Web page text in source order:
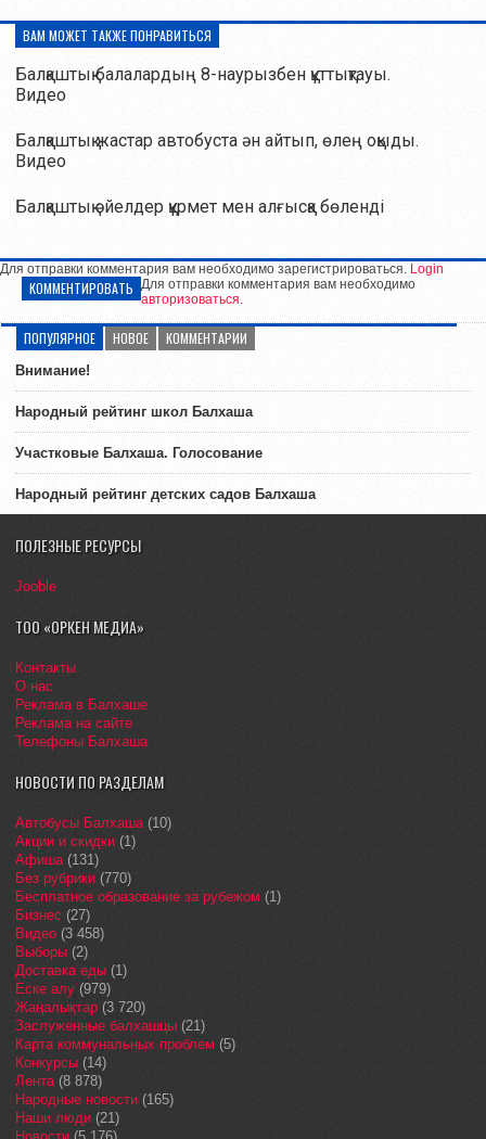
ВАМ МОЖЕТ ТАКЖЕ ПОНРАВИТЬСЯ
Балқаштық балалардың 8-наурызбен құттықтауы.
Видео
Балқаштық жастар автобуста ән айтып, өлең оқыды.
Видео
Балқаштық әйелдер құрмет мен алғысқа бөленді
Для отправки комментария вам необходимо зарегистрироваться. Login
КОММЕНТИРОВАТЬ Для отправки комментария вам необходимо
авторизоваться.
ПОПУЛЯРНОЕ НОВОЕ КОММЕНТАРИИ
Внимание!
Народный рейтинг школ Балхаша
Участковые Балхаша. Голосование
Народный рейтинг детских садов Балхаша
ПОЛЕЗНЫЕ РЕСУРСЫ
Jooble
ТОО «ОРКЕН МЕДИА»
Контакты
О нас
Реклама в Балхаше
Реклама на сайте
Телефоны Балхаша
НОВОСТИ ПО РАЗДЕЛАМ
Автобусы Балхаша(10)
Акции и скидки (1)
Афиша(131)
Без рубрики (770)
Бесплатное образование за рубежом (1)
Бизнес (27)
Видео (3 458)
Выборы (2)
Доставка еды (1)
Еске алу (979)
Жаңалықтар (3 720)
Заслуженные балхашцы (21)
Карта коммунальных проблем (5)
Конкурсы (14)
Лента(8 878)
Народные новости (165)
Наши люди (21)